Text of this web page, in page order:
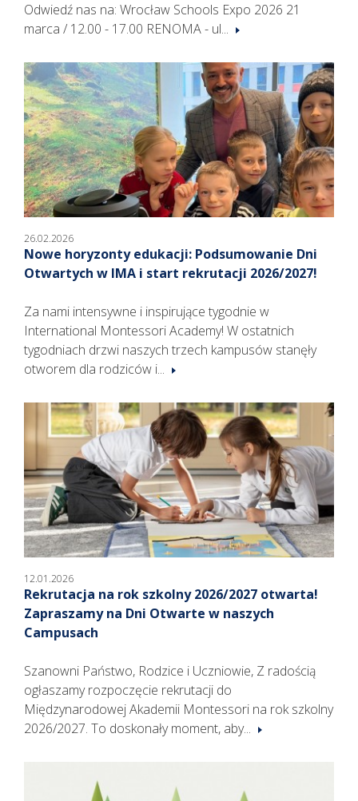
Odwiedź nas na: Wrocław Schools Expo 2026 21
marca / 12.00 - 17.00 RENOMA - ul...
26.02.2026
Nowe horyzonty edukacji: Podsumowanie Dni
Otwartych w IMA i start rekrutacji 2026/2027!
Za nami intensywne i inspirujące tygodnie w
International Montessori Academy! W ostatnich
tygodniach drzwi naszych trzech kampusów stanęły
otworem dla rodziców i...
12.01.2026
Rekrutacja na rok szkolny 2026/2027 otwarta!
Zapraszamy na Dni Otwarte w naszych
Campusach
Szanowni Państwo, Rodzice i Uczniowie, Z radością
ogłaszamy rozpoczęcie rekrutacji do
Międzynarodowej Akademii Montessori na rok szkolny
2026/2027. To doskonały moment, aby...